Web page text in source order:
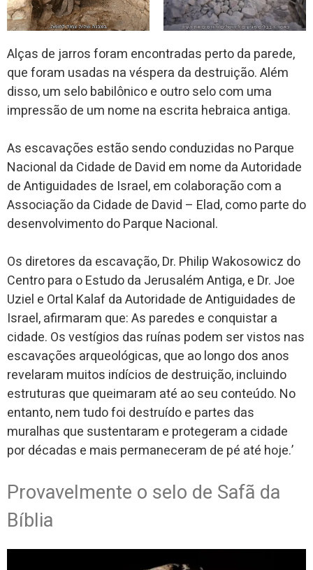
Alças de jarros foram encontradas perto da parede,
que foram usadas na véspera da destruição. Além
disso, um selo babilônico e outro selo com uma
impressão de um nome na escrita hebraica antiga.
As escavações estão sendo conduzidas no Parque
Nacional da Cidade de David em nome da Autoridade
de Antiguidades de Israel, em colaboração com a
Associação da Cidade de David – Elad, como parte do
desenvolvimento do Parque Nacional.
Os diretores da escavação, Dr. Philip Wakosowicz do
Centro para o Estudo da Jerusalém Antiga, e Dr. Joe
Uziel e Ortal Kalaf da Autoridade de Antiguidades de
Israel, afirmaram que: As paredes e conquistar a
cidade. Os vestígios das ruínas podem ser vistos nas
escavações arqueológicas, que ao longo dos anos
revelaram muitos indícios de destruição, incluindo
estruturas que queimaram até ao seu conteúdo. No
entanto, nem tudo foi destruído e partes das
muralhas que sustentaram e protegeram a cidade
por décadas e mais permaneceram de pé até hoje.’
Provavelmente o selo de Safã da
Bíblia